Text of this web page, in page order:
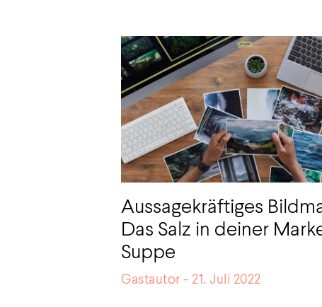
Aussagekräftiges
Das Salz in deiner
Suppe
Gastautor 21. Juli 2022